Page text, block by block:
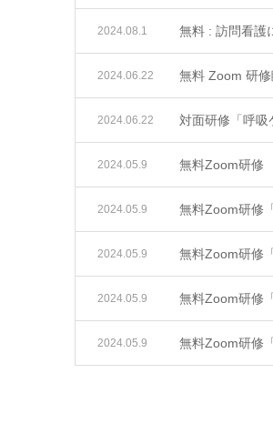
無料 : 訪問看護
2024.08.1
無料 Zoom 研
2024.06.22
対面研修「呼吸
2024.06.22
無料Zoom研修
2024.05.9
無料Zoom研修
2024.05.9
無料Zoom研修
2024.05.9
無料Zoom研修
2024.05.9
無料Zoom研修
2024.05.9